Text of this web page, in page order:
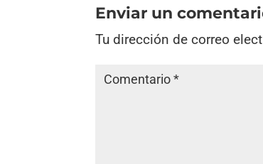
Enviar un
Tu dirección de correo